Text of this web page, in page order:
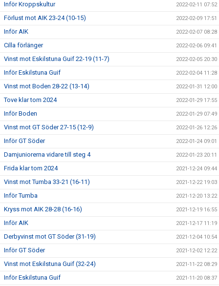
Inför Kroppskultur 2022-02-11 07:52
Förlust mot AIK 23-24 (10-15) 2022-02-09 17:51
Inför AIK 2022-02-07 08:28
Cilla förlänger 2022-02-06 09:41
Vinst mot Eskilstuna Guif 22-19 (11-7) 2022-02-05 20:30
Inför Eskilstuna Guif 2022-02-04 11:28
Vinst mot Boden 28-22 (13-14) 2022-01-31 12:00
Tove klar tom 2024 2022-01-29 17:55
Inför Boden 2022-01-29 07:49
Vinst mot GT Söder 27-15 (12-9) 2022-01-26 12:26
Inför GT Söder 2022-01-24 09:01
Damjuniorerna vidare till steg 4 2022-01-23 20:11
Frida klar tom 2024 2021-12-24 09:44
Vinst mot Tumba 33-21 (16-11) 2021-12-22 19:03
Inför Tumba 2021-12-20 13:22
Kryss mot AIK 28-28 (16-16) 2021-12-19 16:55
Inför AIK 2021-12-17 11:19
Derbyvinst mot GT Söder (31-19) 2021-12-04 10:54
Inför GT Söder 2021-12-02 12:22
Vinst mot Eskilstuna Guif (32-24) 2021-11-22 08:29
Inför Eskilstuna Guif 2021-11-20 08:37